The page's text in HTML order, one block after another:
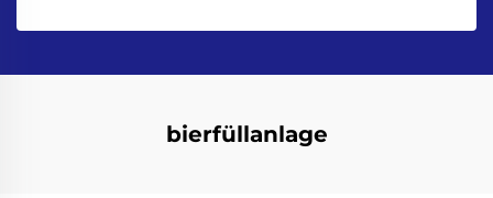
bierfüllanlage